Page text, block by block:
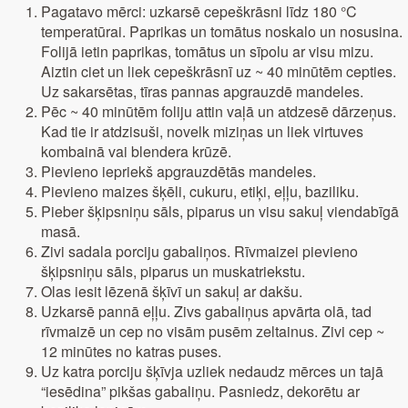
Pagatavo mērci: uzkarsē cepeškrāsni līdz 180 °C
temperatūrai. Paprikas un tomātus noskalo un nosusina.
Folijā ietin paprikas, tomātus un sīpolu ar visu mizu.
Aiztin ciet un liek cepeškrāsnī uz ~ 40 minūtēm cepties.
Uz sakarsētas, tīras pannas apgrauzdē mandeles.
Pēc ~ 40 minūtēm foliju attin vaļā un atdzesē dārzeņus.
Kad tie ir atdzisuši, novelk miziņas un liek virtuves
kombainā vai blendera krūzē.
Pievieno iepriekš apgrauzdētās mandeles.
Pievieno maizes šķēli, cukuru, etiķi, eļļu, baziliku.
Pieber šķipsniņu sāls, piparus un visu sakuļ viendabīgā
masā.
Zivi sadala porciju gabaliņos. Rīvmaizei pievieno
šķipsniņu sāls, piparus un muskatriekstu.
Olas iesit lēzenā šķīvī un sakuļ ar dakšu.
Uzkarsē pannā eļļu. Zivs gabaliņus apvārta olā, tad
rīvmaizē un cep no visām pusēm zeltainus. Zivi cep ~
12 minūtes no katras puses.
Uz katra porciju šķīvja uzliek nedaudz mērces un tajā
“iesēdina” pikšas gabaliņu. Pasniedz, dekorētu ar